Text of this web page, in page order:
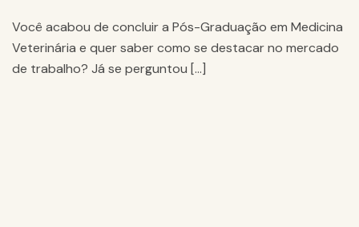
Você acabou de concluir a Pós-Graduação em Medicina
Veterinária e quer saber como se destacar no mercado
de trabalho? Já se perguntou […]